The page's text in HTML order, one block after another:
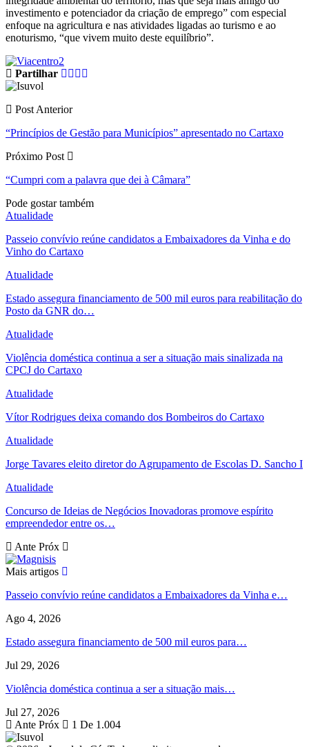
investimento e potenciador da criação de emprego” com especial
enfoque na agricultura e nas atividades ligadas ao turismo e ao
enoturismo, “que vivem muito deste equilíbrio”.
Partilhar
Post Anterior
“Princípios de Gestão para Municípios” apresentado no Cartaxo
Próximo Post
“Cumpri com a palavra que dei à Câmara”
Pode gostar também
Atualidade
Passeio convívio reúne candidatos a Embaixadores da Vinha e do
Vinho do Cartaxo
Atualidade
Estado assegura financiamento de 500 mil euros para reabilitação do
Posto da GNR do…
Atualidade
Violência doméstica continua a ser a situação mais sinalizada na
CPCJ do Cartaxo
Atualidade
Vítor Rodrigues deixa comando dos Bombeiros do Cartaxo
Atualidade
Jorge Tavares eleito diretor do Agrupamento de Escolas D. Sancho I
Atualidade
Concurso de Ideias de Negócios Inovadoras promove espírito
empreendedor entre os…
Ante Próx
Mais artigos
Passeio convívio reúne candidatos a Embaixadores da Vinha e…
Ago 4, 2026
Estado assegura financiamento de 500 mil euros para…
Jul 29, 2026
Violência doméstica continua a ser a situação mais…
Jul 27, 2026
Ante Próx 1 De 1.004